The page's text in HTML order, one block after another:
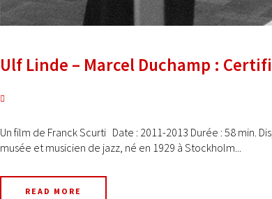
Ulf Linde – Marcel Duchamp :
Un film de Franck Scurti Date : 2011-2013 Durée : 58 min.
musée et musicien de jazz, né en 1929 à Stockholm...
READ MORE